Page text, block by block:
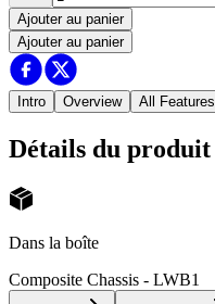
Ajouter au panier
Ajouter au panier
Intro Overview All Features
Détails du produit
Dans la boîte
Composite Chassis - LWB1